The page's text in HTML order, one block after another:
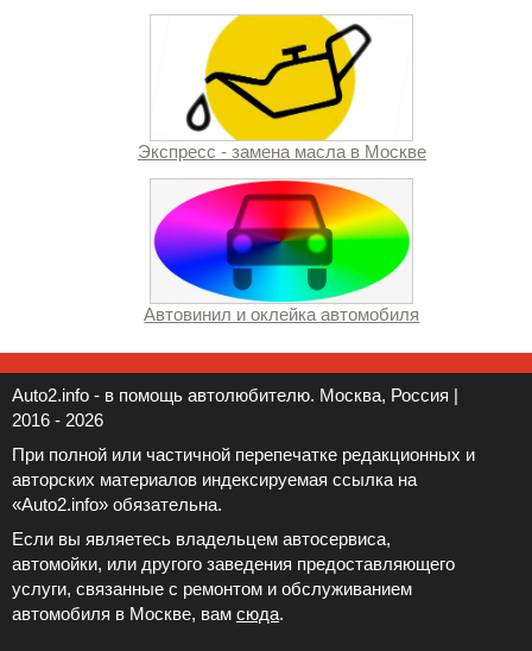
Экспресс - замена масла в Москве
Автовинил и оклейка автомобиля
Auto2.info - в помощь автолюбителю. Москва, Россия |
2016 - 2026
При полной или частичной перепечатке редакционных и
авторских материалов индексируемая ссылка на
«Auto2.info» обязательна.
Если вы являетесь владельцем автосервиса,
автомойки, или другого заведения предоставляющего
услуги, связанные с ремонтом и обслуживанием
автомобиля в Москве, вам сюда.